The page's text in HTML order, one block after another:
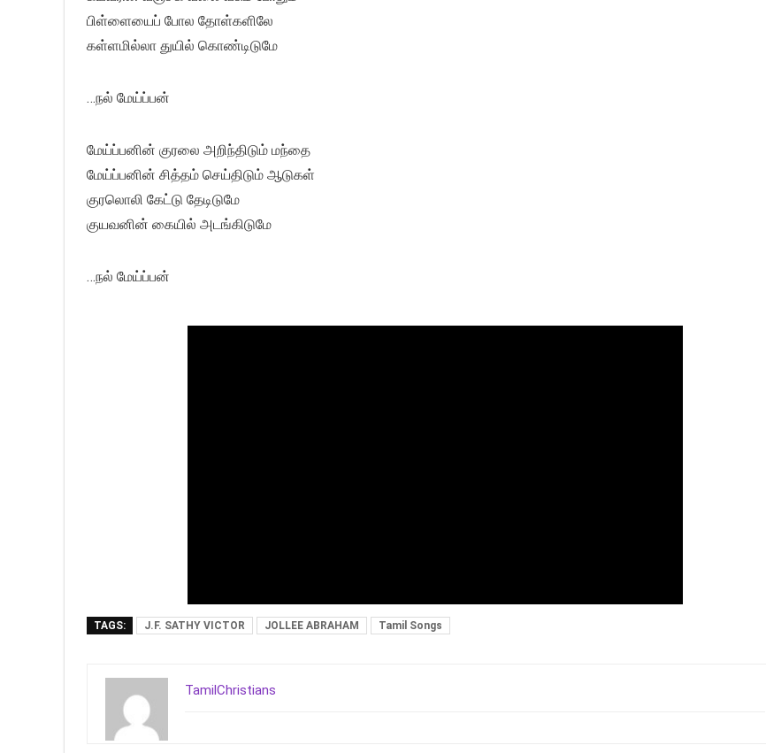
பிள்ளையைப் போல தோள்களிலே
கள்ளமில்லா துயில் கொண்டிடுமே
…நல் மேய்ப்பன்
மேய்ப்பனின் குரலை அறிந்திடும் மந்தை
மேய்ப்பனின் சித்தம் செய்திடும் ஆடுகள்
குரலொலி கேட்டு தேடிடுமே
குயவனின் கையில் அடங்கிடுமே
…நல் மேய்ப்பன்
TAGS: J.F. SATHY VICTOR JOLLEE ABRAHAM Tamil Songs
TamilChristians